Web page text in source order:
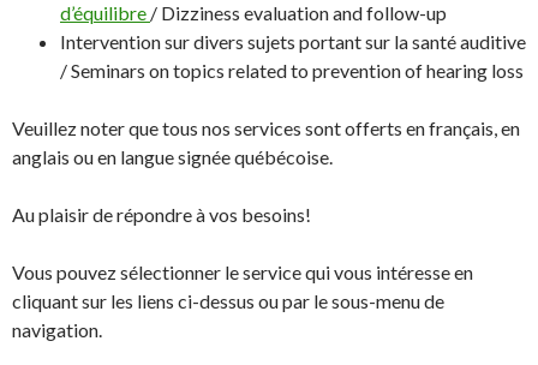
d’équilibre / Dizziness evaluation and follow-up
Intervention sur divers sujets portant sur la santé auditive
/ Seminars on topics related to prevention of hearing loss
Veuillez noter que tous nos services sont offerts en français, en
anglais ou en langue signée québécoise.
Au plaisir de répondre à vos besoins!
Vous pouvez sélectionner le service qui vous intéresse en
cliquant sur les liens ci-dessus ou par le sous-menu de
navigation.